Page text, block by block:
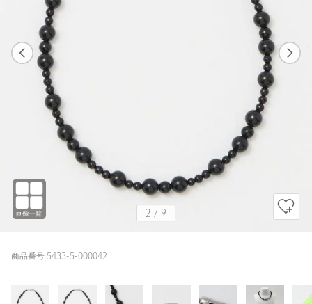
2 / 9
商品番号 5433-5-000042
2
BLACK / FREE